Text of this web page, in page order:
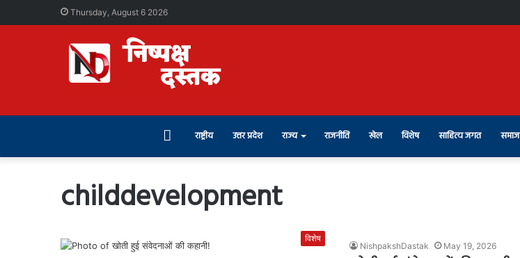
Thursday, August 6 2026
राष्ट्रीय उत्तर प्रदेश राज्य राजनीति खेल विशेष साहित्य जगत समाज
childdevelopment
विशेष
NishpakshDastak May 19, 2026